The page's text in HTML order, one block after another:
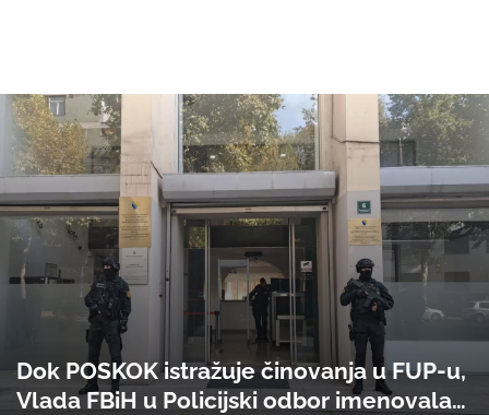
Dok POSKOK istražuje činovanja u FUP-u,
Vlada FBiH u Policijski odbor imenovala